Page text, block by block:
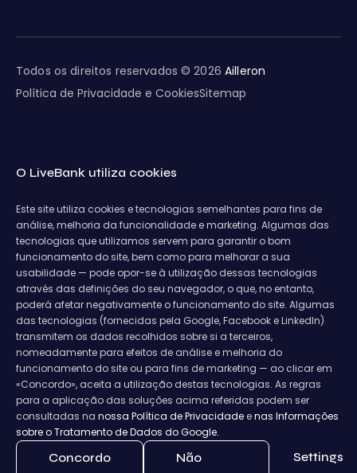
Todos os direitos reservados © 2026Ailleron
Política de Privacidade e CookiesSitemap
O LiveBank utiliza cookies
Este site utiliza cookies e tecnologias semelhantes para fins de
análise, melhoria da funcionalidade e marketing. Algumas das
tecnologias que utilizamos servem para garantir o bom
funcionamento do site, bem como para melhorar a sua
usabilidade — pode opor-se à utilização dessas tecnologias
através das definições do seu navegador, o que, no entanto,
poderá afetar negativamente o funcionamento do site. Algumas
das tecnologias (fornecidas pela Google, Facebook e LinkedIn)
transmitem os dados recolhidos sobre si a terceiros,
nomeadamente para efeitos de análise e melhoria do
funcionamento do site ou para fins de marketing — ao clicar em
«Concordo», aceita a utilização destas tecnologias. As regras
para a aplicação das soluções acima referidas podem ser
consultadas na nossa Política de Privacidade enas Informações
sobre o Tratamento de Dados do Google.
Concordo
Não
Settings